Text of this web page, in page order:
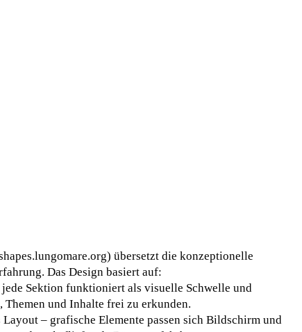
übersetzt die konzeptionelle
Das Design basiert auf:
Sektion funktioniert als visuelle Schwelle und
Themen und Inhalte frei zu erkunden.
– grafische Elemente passen sich Bildschirm und